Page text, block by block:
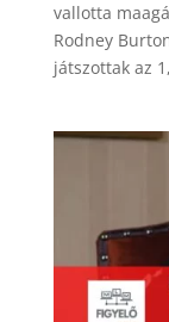
vallotta
Rodney
játszottak az